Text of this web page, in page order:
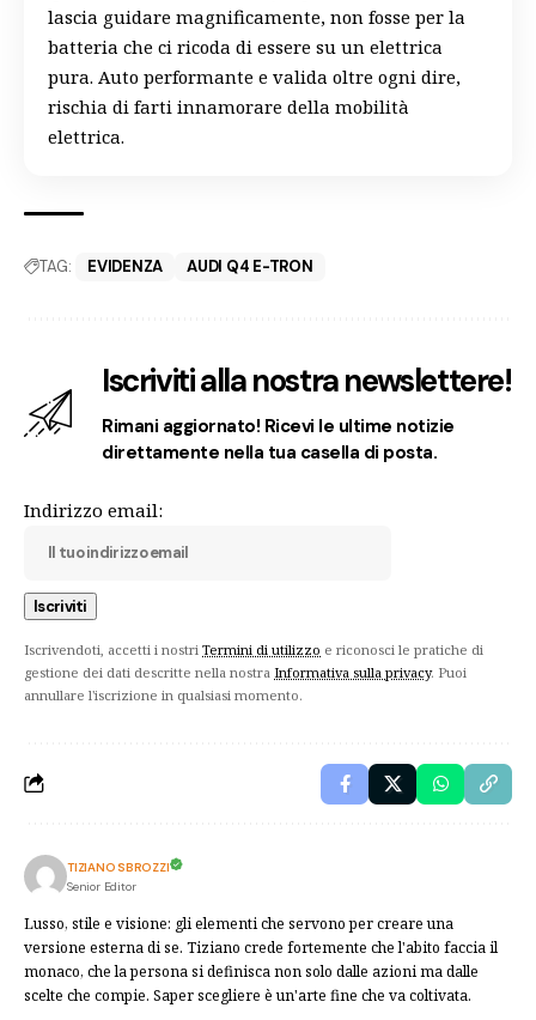
lascia guidare magnificamente, non fosse per la
batteria che ci ricoda di essere su un elettrica
pura. Auto performante e valida oltre ogni dire,
rischia di farti innamorare della mobilità
elettrica.
TAG: EVIDENZA AUDI Q4 E-TRON
Iscriviti alla nostra newslettere!
Rimani aggiornato! Ricevi le ultime notizie
direttamente nella tua casella di posta.
Indirizzo email:
Iscrivendoti, accetti i nostri Termini di utilizzo e riconosci le pratiche di
gestione dei dati descritte nella nostra Informativa sulla privacy. Puoi
annullare l'iscrizione in qualsiasi momento.
TIZIANO SBROZZI
Senior Editor
Lusso, stile e visione: gli elementi che servono per creare una
versione esterna di se. Tiziano crede fortemente che l'abito faccia il
monaco, che la persona si definisca non solo dalle azioni ma dalle
scelte che compie. Saper scegliere è un'arte fine che va coltivata.